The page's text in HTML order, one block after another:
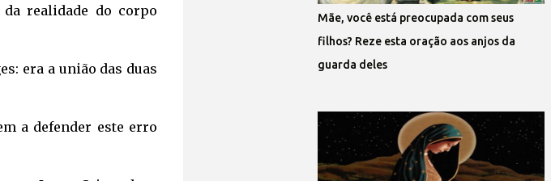
realidade do corpo
era a união das duas
a defender este erro
Mãe, você está preocupada com seus
filhos? Reze esta oração aos anjos da
guarda deles